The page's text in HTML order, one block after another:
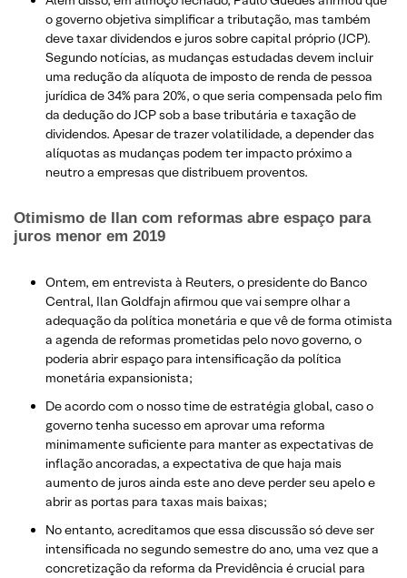
o governo objetiva simplificar a tributação, mas também
deve taxar dividendos e juros sobre capital próprio (JCP).
Segundo notícias, as mudanças estudadas devem incluir
uma redução da alíquota de imposto de renda de pessoa
jurídica de 34% para 20%, o que seria compensada pelo fim
da dedução do JCP sob a base tributária e taxação de
dividendos. Apesar de trazer volatilidade, a depender das
alíquotas as mudanças podem ter impacto próximo a
neutro a empresas que distribuem proventos.
Otimismo de Ilan com reformas abre espaço para
juros menor em 2019
Ontem, em entrevista à Reuters, o presidente do Banco
Central, Ilan Goldfajn afirmou que vai sempre olhar a
adequação da política monetária e que vê de forma otimista
a agenda de reformas prometidas pelo novo governo, o
poderia abrir espaço para intensificação da política
monetária expansionista;
De acordo com o nosso time de estratégia global, caso o
governo tenha sucesso em aprovar uma reforma
minimamente suficiente para manter as expectativas de
inflação ancoradas, a expectativa de que haja mais
aumento de juros ainda este ano deve perder seu apelo e
abrir as portas para taxas mais baixas;
No entanto, acreditamos que essa discussão só deve ser
intensificada no segundo semestre do ano, uma vez que a
concretização da reforma da Previdência é crucial para